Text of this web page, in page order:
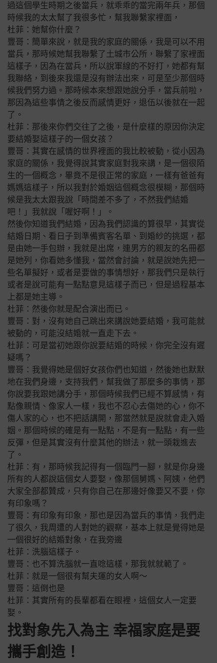
過這個學生時期之後當兵，就乖乖的當完兩年兵，那個
時候我的太太幫了我很多忙，幫我聯繫家裡面，
杜菲：她幫你什麼？
豐哥：簡單來說，就是我的家庭的關係，我是可以不用
當兵，那時候她幫我聯繫了土城市公所，聯繫了家裡面
這樣子 ，因為在當兵，所以說軍線的不好打，她都有幫
我聯絡，到後來我還是沒有辦法出來，可是至少那個時
候我們努力過。那時候本來想跟她說分手，當兵前啦，
那因為這些事情之後反而感情更好，退伍以後就在一起
了。
杜菲：那後來你們交往了之後，是什麼樣的原因你決定
要結婚娶這樣子的一個女孩？
豐哥：其實在感情的世界裡面的我比較被動，從小因為
家庭的關係，我覺得說其實家庭對我來講，是一個很陌
生的一個概念，畢竟不是很正常的家庭，一樣有爸爸有
媽媽這樣子，所以我對於婚姻這個概念很模糊，那個時
候是我太太跟我說「時間差不多了，不然我們結婚
吧！」我就說「喔好啊！」。
然後你知道我們結婚，因為我們認識的算很早，其實從
結婚日期、看日子到準備賓客名單、到婚紗的挑選，都
是由她一手包辦，我就是出席，連男方的親友的名冊都
是她列，你看她多懂我，當然會討論，就是說她先把一
些名單擬好，或者是要做的事情想好，那我們只是執行
或者是說可能有一點點意見這樣子而已，但是過程基本
上都是她主導。
杜菲：然後你就是配合演出而已。
豐哥：對，沒有她自己跳出來講說她要結婚，我可能就
被動的，可能沒結婚就一直走下去。
杜菲：可是當初她跟你說要結婚的時候，你完全沒有遲
疑嗎？
豐哥：我覺得她是個好女孩你們也知道，然後她也默默
地在我們身邊，支持我們，幫我做了那麼多的事情，那
你說要我跟她講分手，那個時候我們已經不算感情，有
點像親情、像家人一樣，我也不忍心去傷她的心，你不
傷人家的心，也不把話講開，那當然就是說就會走入婚
姻。那個時候的確是有一點點，不是有一點點，有一些
反彈，但是其實沒有什麼其他的辦法，就一頭栽進去
了。
杜菲：有，那時候我記得有一個臨門一腳，就是你身邊
所有的人都說這個女人要娶，像那個舅媽、阿姨，他們
大家全部都贊成，只有你自己在那邊好像要又不要，你
有印象嗎？
豐哥：有印象有印象，那也是因為當兵的事情，我們走
了很久，我周遭的人對她的觀察，基本上就是覺得她是
一個很好的結婚對象，在我旁邊
杜菲：洗腦這樣子。
豐哥：也不算洗腦就一直唸這樣，那我就就範了。
杜菲：就是一個很有幫夫運的女人啊～
豐哥：這倒也是
杜菲：其實所有的長輩都看在眼裡，這個女人一定要
娶。
找對象先入為主 幸福家庭是要
攜手創造！